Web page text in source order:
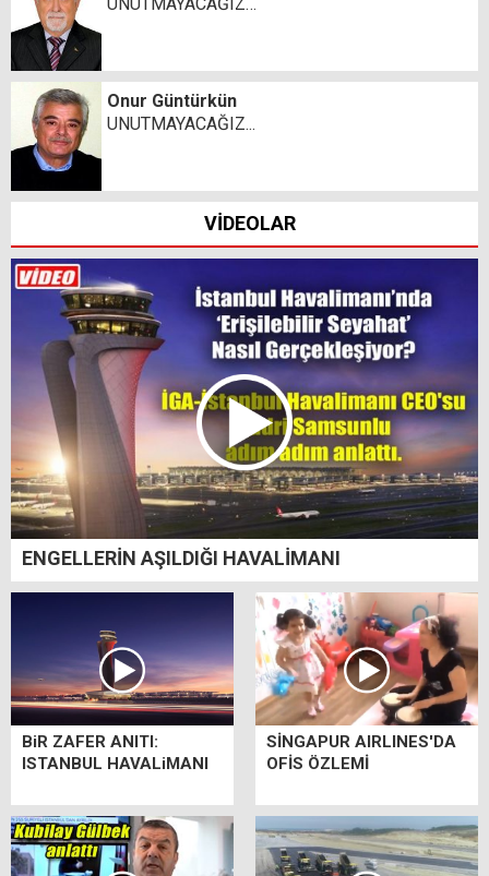
Onur Güntürkün
UNUTMAYACAĞIZ...
VİDEOLAR
ENGELLERİN AŞILDIĞI HAVALİMANI
BiR ZAFER ANITI:
ISTANBUL HAVALiMANI
SİNGAPUR AIRLINES'DA
OFİS ÖZLEMİ